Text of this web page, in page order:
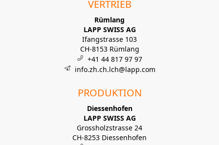
VERTRIEB
Rümlang
LAPP SWISS AG
Ifangstrasse 103
CH-8153 Rümlang
+41 44 817 97 97
info.zh.ch.lch@lapp.com
PRODUKTION
Diessenhofen
LAPP SWISS AG
Grossholzstrasse 24
CH-8253 Diessenhofen